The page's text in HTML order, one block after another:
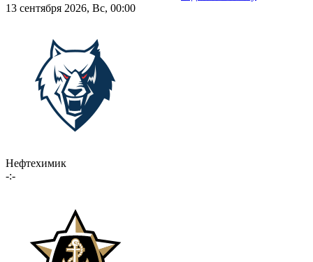
13 сентября 2026, Вс, 00:00
Нефтехимик
-:-